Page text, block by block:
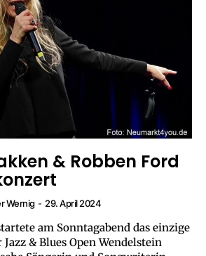
& Robben Ford
Wernig - 29. April 2024
am Sonntagabend das einzige
& Blues Open Wendelstein